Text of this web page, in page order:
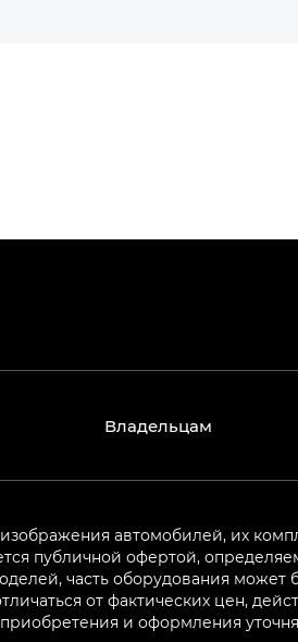
Владельцам
автомобилей, их
публичной офертой,
часть оборудования может
от фактических цен,
и оформления